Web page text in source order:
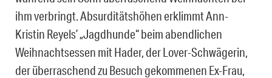
ihm verbringt. Absurditätshöhen erklimmt Ann-
Kristin Reyels’ „Jagdhunde“ beim abendlichen
Weihnachtsessen mit Hader, der Lover-Schwägerin,
der überraschend zu Besuch gekommenen Ex-Frau,